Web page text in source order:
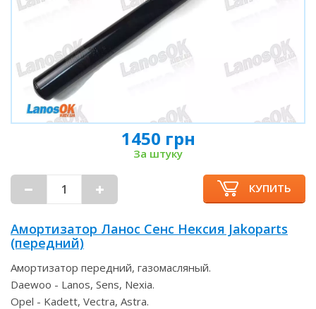
1450 грн
За штуку
КУПИТЬ
Амортизатор Ланос Сенс Нексия Jakoparts
(передний)
Амортизатор передний, газомасляный.
Daewoo - Lanos, Sens, Nexia.
Opel - Kadett, Vectra, Astra.